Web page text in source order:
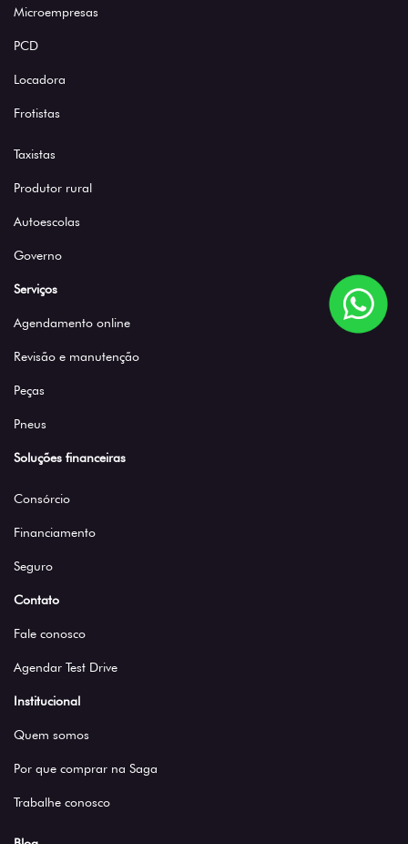
Microempresas
PCD
Locadora
Frotistas
Taxistas
Produtor rural
Autoescolas
Governo
Serviços
Agendamento online
Revisão e manutenção
Peças
Pneus
Soluções financeiras
Consórcio
Financiamento
Seguro
Contato
Fale conosco
Agendar Test Drive
Institucional
Quem somos
Por que comprar na Saga
Trabalhe conosco